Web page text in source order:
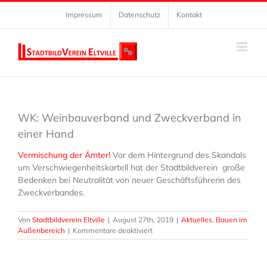
Zum
springen
Impressum Datenschutz Kontakt
WK: Weinbauverband und Zweckverband in
einer Hand
Vermischung der Ämter! Vor dem Hintergrund des Skandals
um Verschwiegenheitskartell hat der Stadtbildverein große
Bedenken bei Neutralität von neuer Geschäftsführerin des
Zweckverbandes.
Von Stadtbildverein Eltville | August 27th, 2019 | Aktuelles, Bauen im
Außenbereich | Kommentare deaktiviertfür
WK: